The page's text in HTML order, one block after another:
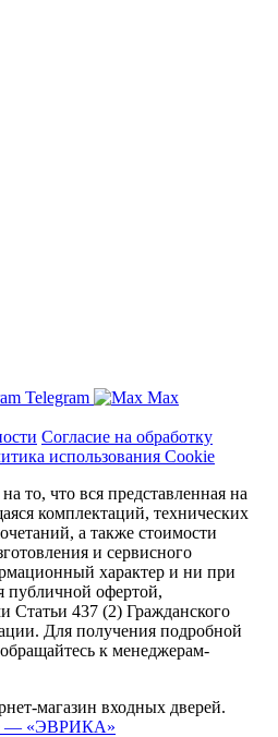
Telegram
Max
Согласие на обработку
использования Cookie
то, что вся представленная на
комплектаций, технических
а также стоимости
и сервисного
характер и ни при
публичной офертой,
Статьи 437 (2) Гражданского
Для получения подробной
к менеджерам-
магазин входных дверей.
— «ЭВРИКА»